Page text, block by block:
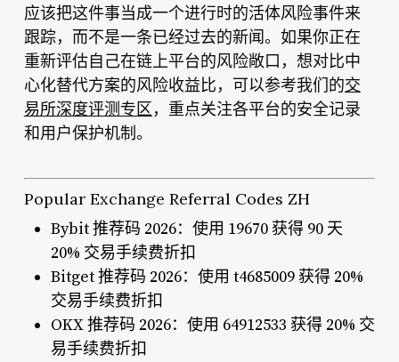
应该把这件事当成一个进行时的活体风险事件来
跟踪，而不是一条已经过去的新闻。如果你正在
重新评估自己在链上平台的风险敞口，想对比中
心化替代方案的风险收益比，可以参考我们的交
易所深度评测专区，重点关注各平台的安全记录
和用户保护机制。
Popular Exchange Referral Codes ZH
Bybit 推荐码 2026：使用 19670 获得 90 天
20% 交易手续费折扣
Bitget 推荐码 2026：使用 t4685009 获得 20%
交易手续费折扣
OKX 推荐码 2026：使用 64912533 获得 20% 交
易手续费折扣